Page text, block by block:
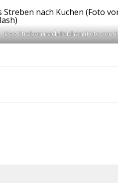
Das Streben nach Kuchen (Foto von